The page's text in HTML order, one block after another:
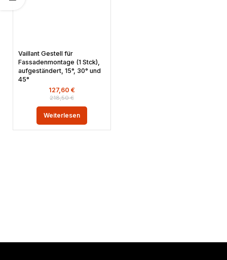
Vaillant Gestell für
Fassadenmontage (1 Stck),
aufgeständert, 15°, 30° und
45°
218,50€
127,60 €
Weiterlesen